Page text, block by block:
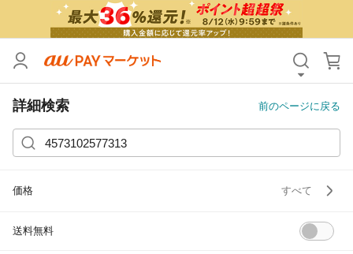
詳細検索 前のページに戻る
価格 すべて
送料無料
カテゴリ すべて
価格 すべて
支払い方法
その他の条件
ポイントUPセレクトのみ